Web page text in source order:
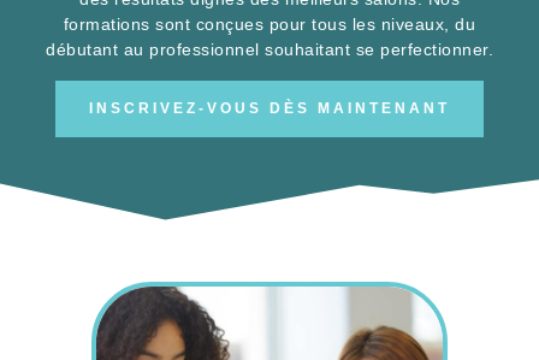
Apprenez auprès de nos experts et offrez à vos clientes
des résultats dignes des meilleurs salons. Nos
formations sont conçues pour tous les niveaux, du
débutant au professionnel souhaitant se perfectionner.
INSCRIVEZ-VOUS DÈS MAINTENANT